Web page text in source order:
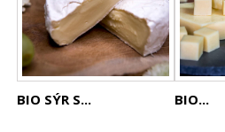
BIO SÝR S... BIO...